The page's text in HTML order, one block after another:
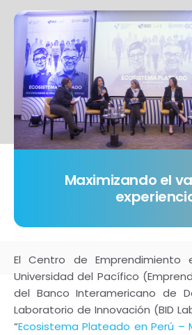
Maximizando el
El Centro de Emprendimiento
Universidad del Pacífico
del Banco Interamericano de
Laboratorio de Innovación (BID
“Ecosistema Plateado en Perú –